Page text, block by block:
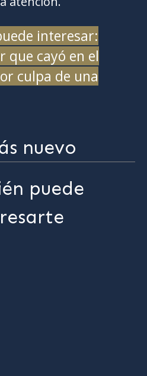
interesar:
que cayó en el
culpa de una
nuevo
puede